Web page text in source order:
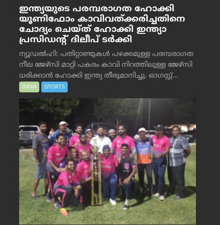
ഇന്ത്യയുടെ പരമ്പരാഗത ഹോക്കി
യൂണിഫോം കാവിവത്ക്കരിച്ചതിനെ
ചോദ്യം ചെയ്ത് ഹോക്കി ഇന്ത്യാ
പ്രസിഡന്റ് ദിലീപ് ടര്‍ക്കി
ന്യൂഡൽഹി: പതിറ്റാണ്ടുകൾ പഴക്കമുള്ള പരമ്പരാഗത
നീല ജേഴ്‌സി മാറ്റി പകരം കാവി നിറത്തിലുള്ള ജേഴ്‌സി
ധരിക്കാൻ ഹോക്കി ഇന്ത്യ തീരുമാനിച്ചു. ഓഗസ്റ്റ്...
INDIA SPORTS